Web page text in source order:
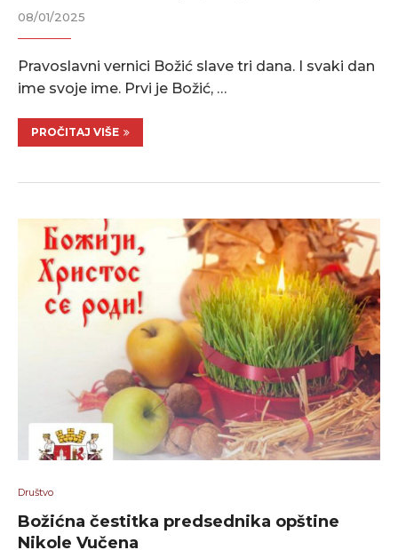
08/01/2025
Pravoslavni vernici Božić slave tri dana. I svaki dan
ime svoje ime. Prvi je Božić, …
PROČITAJ VIŠE
Društvo
Božićna čestitka predsednika opštine
Nikole Vučena